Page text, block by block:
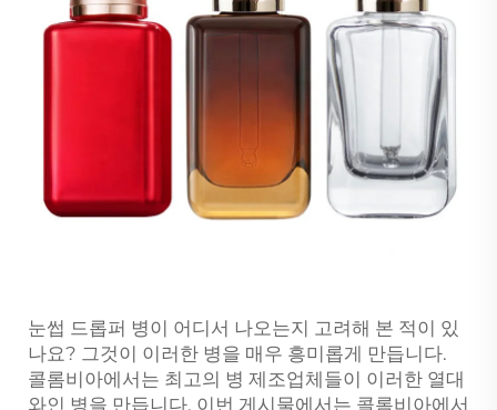
눈썹 드롭퍼 병이 어디서 나오는지 고려해 본 적이 있
나요? 그것이 이러한 병을 매우 흥미롭게 만듭니다.
콜롬비아에서는 최고의 병 제조업체들이 이러한 열대
와인 병을 만듭니다. 이번 게시물에서는 콜롬비아에서